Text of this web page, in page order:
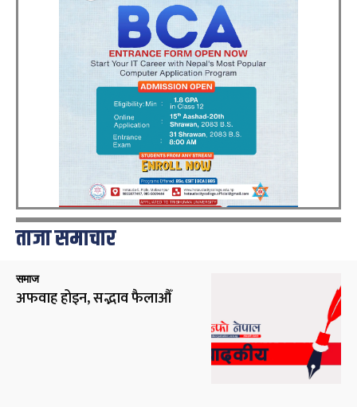
ताजा समाचार
समाज
अफवाह होइन, सद्भाव फैलाऔँ